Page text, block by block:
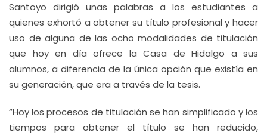
Santoyo dirigió unas palabras a los estudiantes a
quienes exhortó a obtener su título profesional y hacer
uso de alguna de las ocho modalidades de titulación
que hoy en día ofrece la Casa de Hidalgo a sus
alumnos, a diferencia de la única opción que existía en
su generación, que era a través de la tesis.
“Hoy los procesos de titulación se han simplificado y los
tiempos para obtener el título se han reducido,